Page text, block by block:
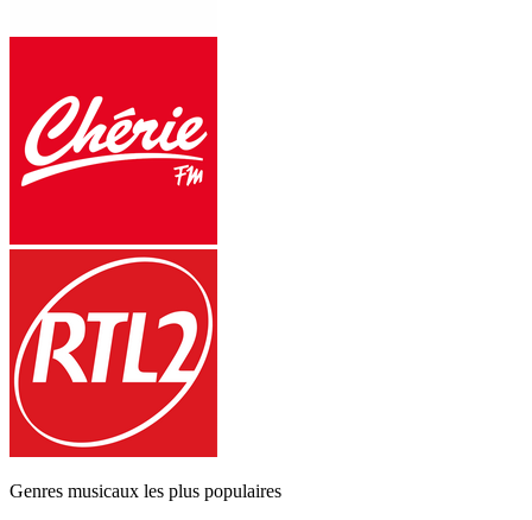
Genres musicaux les plus populaires